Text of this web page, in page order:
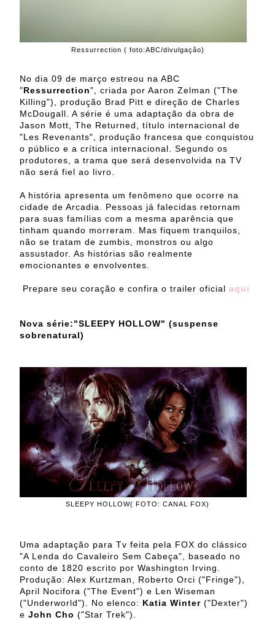
Ressurrection ( foto:ABC/divulgação)
No dia 09 de março estreou na ABC
"Ressurrection", criada por Aaron Zelman ("The
Killing"), produção Brad Pitt e direção de Charles
McDougall. A série é uma adaptação da obra de
Jason Mott, The Returned, título internacional de
"Les Revenants", produção francesa que conquistou
o público e a crítica internacional. Segundo os
produtores, a trama que será desenvolvida na TV
não será fiel ao livro.
A história apresenta um fenômeno que ocorre na
cidade de Arcadia. Pessoas já falecidas retornam
para suas famílias com a mesma aparência que
tinham quando morreram. Mas fiquem tranquilos,
não se tratam de zumbis, monstros ou algo
assustador. As histórias são realmente
emocionantes e envolventes.
Prepare seu coração e confira o trailer oficial aqui
Nova série:"SLEEPY HOLLOW" (suspense
sobrenatural)
SLEEPY HOLLOW( FOTO: CANAL FOX)
Uma adaptação para Tv feita pela FOX do clássico
"A Lenda do Cavaleiro Sem Cabeça", baseado no
conto de 1820 escrito por Washington Irving.
Produção: Alex Kurtzman, Roberto Orci ("Fringe"),
April Nocifora ("The Event") e Len Wiseman
("Underworld"). No elenco: Katia Winter ("Dexter")
e John Cho ("Star Trek").